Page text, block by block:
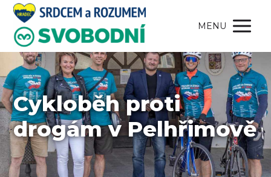
MENU
Cykloběh proti
drogám v Pelhřimově